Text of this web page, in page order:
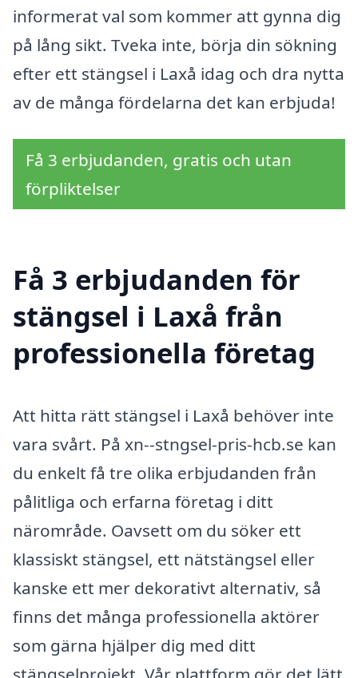
informerat val som kommer att gynna dig
på lång sikt. Tveka inte, börja din sökning
efter ett stängsel i Laxå idag och dra nytta
av de många fördelarna det kan erbjuda!
Få 3 erbjudanden, gratis och utan
förpliktelser
Få 3 erbjudanden för
stängsel i Laxå från
professionella företag
Att hitta rätt stängsel i Laxå behöver inte
vara svårt. På xn--stngsel-pris-hcb.se kan
du enkelt få tre olika erbjudanden från
pålitliga och erfarna företag i ditt
närområde. Oavsett om du söker ett
klassiskt stängsel, ett nätstängsel eller
kanske ett mer dekorativt alternativ, så
finns det många professionella aktörer
som gärna hjälper dig med ditt